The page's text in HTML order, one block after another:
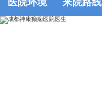
医院环境 来院路线